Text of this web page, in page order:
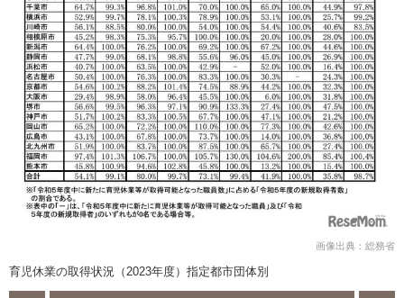
画像出典：総務省
育児休業の取得状況（2023年度）指定都市団体別